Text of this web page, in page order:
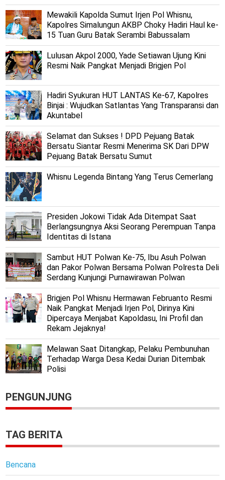
Mewakili Kapolda Sumut Irjen Pol Whisnu,
Kapolres Simalungun AKBP Choky Hadiri Haul ke-
15 Tuan Guru Batak Serambi Babussalam
Lulusan Akpol 2000, Yade Setiawan Ujung Kini
Resmi Naik Pangkat Menjadi Brigjen Pol
Hadiri Syukuran HUT LANTAS Ke-67, Kapolres
Binjai : Wujudkan Satlantas Yang Transparansi dan
Akuntabel
Selamat dan Sukses ! DPD Pejuang Batak
Bersatu Siantar Resmi Menerima SK Dari DPW
Pejuang Batak Bersatu Sumut
Whisnu Legenda Bintang Yang Terus Cemerlang
Presiden Jokowi Tidak Ada Ditempat Saat
Berlangsungnya Aksi Seorang Perempuan Tanpa
Identitas di Istana
Sambut HUT Polwan Ke-75, Ibu Asuh Polwan
dan Pakor Polwan Bersama Polwan Polresta Deli
Serdang Kunjungi Purnawirawan Polwan
Brigjen Pol Whisnu Hermawan Februanto Resmi
Naik Pangkat Menjadi Irjen Pol, Dirinya Kini
Dipercaya Menjabat Kapoldasu, Ini Profil dan
Rekam Jejaknya!
Melawan Saat Ditangkap, Pelaku Pembunuhan
Terhadap Warga Desa Kedai Durian Ditembak
Polisi
PENGUNJUNG
TAG BERITA
Bencana